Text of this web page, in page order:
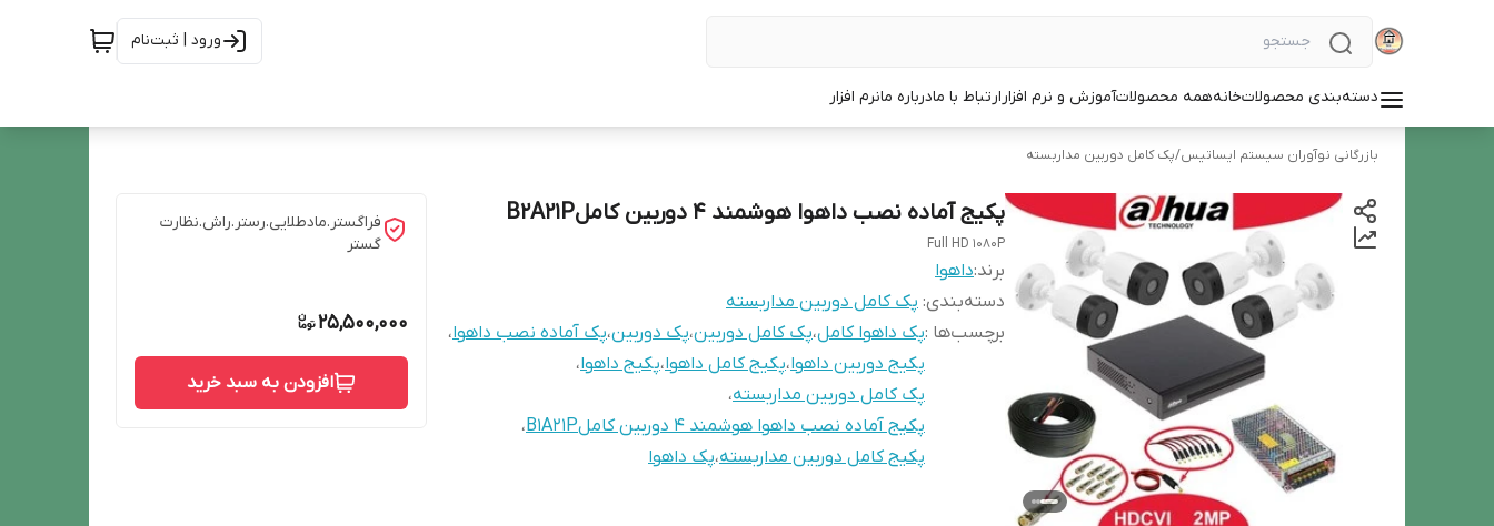
ورود | ثبت‌نام
دسته‌بندی محصولاتخانههمه محصولاتآموزش و نرم افزارارتباط با مادرباره مانرم افزار
بازرگانی نوآوران سیستم ایساتیس/پک کامل دوربین مداربسته
پکیج آماده نصب داهوا هوشمند 4 دوربین کاملB2A21P
Full HD 1080P
برند:داهوا
دسته‌بندی: پک کامل دوربین مداربسته
برچسب‌ها :پک داهوا کامل،پک کامل دوربین،پک دوربین،پک آماده نصب داهوا،
پکیج دوربین داهوا،پکیج کامل داهوا،پکیج داهوا،
پک کامل دوربین مداربسته،
پکیج آماده نصب داهوا هوشمند 4 دوربین کاملB1A21P
،
پکیج کامل دوربین مداربسته،پک داهوا
فراگستر.مادطلایی.رستر.راش.نظارت
گستر
25,500,000
افزودن به سبد خرید